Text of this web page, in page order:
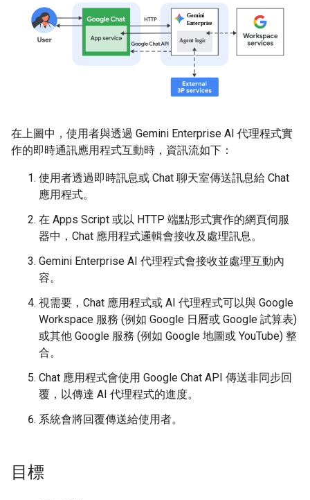
在上圖中，使用者與透過 Gemini Enterprise AI 代理程式實
作的即時通訊應用程式互動時，資訊流如下：
使用者透過即時訊息或 Chat 聊天室傳送訊息給 Chat
應用程式。
在 Apps Script 或以 HTTP 端點形式實作的網頁伺服
器中，Chat 應用程式邏輯會接收及處理訊息。
Gemini Enterprise AI 代理程式會接收並處理互動內
容。
視需要，Chat 應用程式或 AI 代理程式可以與 Google
Workspace 服務 (例如 Google 日曆或 Google 試算表)
或其他 Google 服務 (例如 Google 地圖或 YouTube) 整
合。
Chat 應用程式會使用 Google Chat API 傳送非同步回
覆，以傳達 AI 代理程式的進度。
系統會將回覆傳送給使用者。
目標